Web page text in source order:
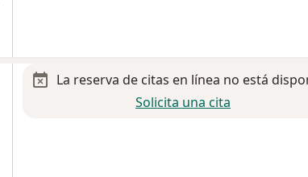
La reserva de citas en línea no está
Solicita una cita